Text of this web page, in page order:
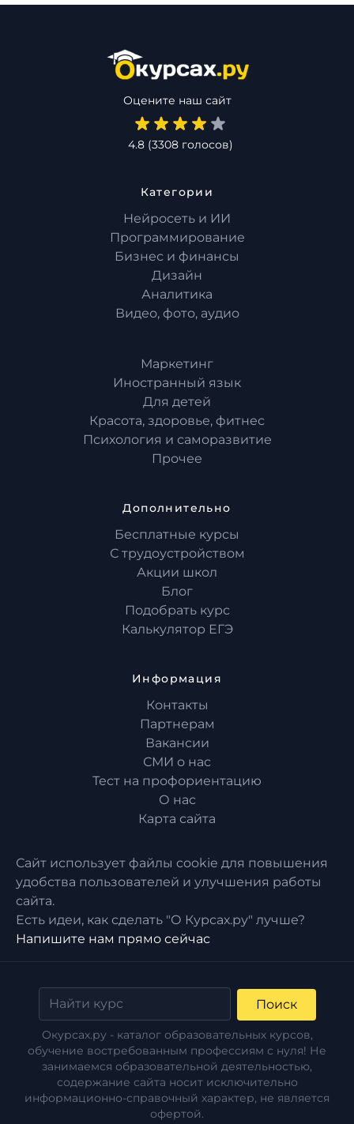
Оцените наш сайт
4.8(3308голосов)
Категории
Нейросеть и ИИ
Программирование
Бизнес и финансы
Дизайн
Аналитика
Видео, фото, аудио
Маркетинг
Иностранный язык
Для детей
Красота, здоровье, фитнес
Психология и саморазвитие
Прочее
Дополнительно
Бесплатные курсы
С трудоустройством
Акции школ
Блог
Подобрать курс
Калькулятор ЕГЭ
Информация
Контакты
Партнерам
Вакансии
СМИ о нас
Тест на профориентацию
О нас
Карта сайта
Сайт использует файлы cookie для повышения
удобства пользователей и улучшения работы
сайта.
Есть идеи, как сделать "О Курсах.ру" лучше?
Напишите нам прямо сейчас
Поиск
Окурсах.ру - каталог образовательных курсов,
обучение востребованным профессиям с нуля! Не
занимаемся образовательной деятельностью,
содержание сайта носит исключительно
информационно-справочный характер, не является
офертой.